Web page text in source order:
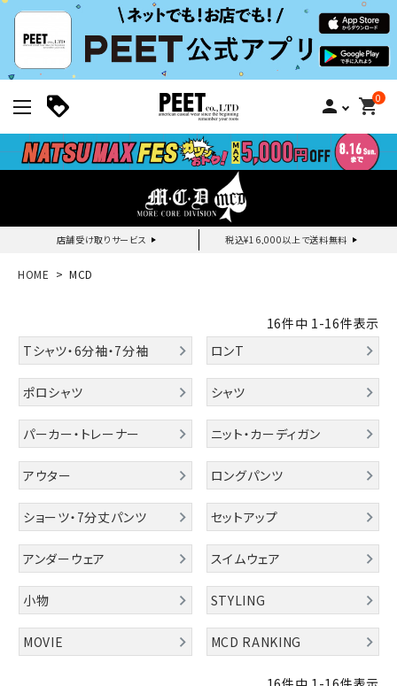
person 0
shopping_cart
店舗受け取りサービス 税込¥16,000以上で送料無料
新規会員登録｜ログイン
search
カテゴリー
スタイリング
ニュース・特集
ランキング
HOME MCD
16件中 1-16件表示
Tシャツ・6分袖・7分袖
ロンT
ポロシャツ シャツ
パーカー・トレーナー ニット・カーディガン
アウター ロングパンツ
ショーツ・7分丈パンツ セットアップ
アンダーウェア スイムウェア
小物 STYLING
MOVIE MCD RANKING